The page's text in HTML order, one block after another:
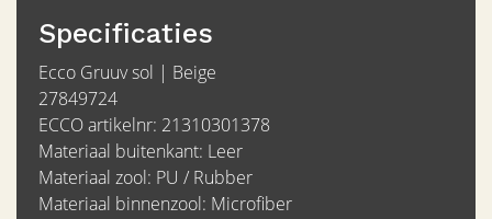
Specificaties
Ecco Gruuv sol | Beige
27849724
ECCO artikelnr: 21310301378
Materiaal buitenkant: Leer
Materiaal zool: PU / Rubber
Materiaal binnenzool: Microfiber